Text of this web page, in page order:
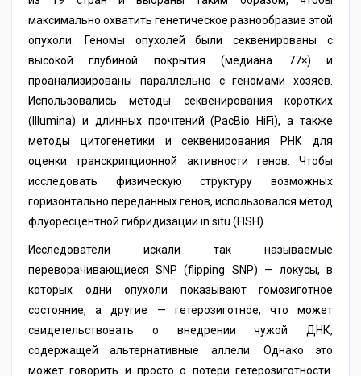
максимально охватить генетическое разнообразие этой
опухоли. Геномы опухолей были секвенированы с
высокой глубиной покрытия (медиана 77×) и
проанализированы параллельно с геномами хозяев.
Использовались методы секвенирования коротких
(Illumina) и длинных прочтений (PacBio HiFi), а также
методы цитогенетики и секвенирования РНК для
оценки транскрипционной активности генов. Чтобы
исследовать физическую структуру возможных
горизонтально переданных генов, использовался метод
флуоресцентной гибридизации in situ (FISH).
Исследователи искали так называемые
переворачивающиеся SNP (flipping SNP) — локусы, в
которых одни опухоли показывают гомозиготное
состояние, а другие — гетерозиготное, что может
свидетельствовать о внедрении чужой ДНК,
содержащей альтернативные аллели. Однако это
может говорить и просто о потери гетерозиготности.